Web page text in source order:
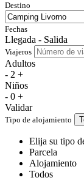
Destino
Fechas
Llegada - Salida
Viajeros
Adultos
- 2 +
Niños
- 0 +
Validar
Tipo de alojamiento
Elija su tipo
Parcela
Alojamiento
Todos